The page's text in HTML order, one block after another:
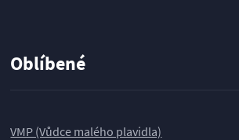
Oblíbené
VMP (Vůdce malého plavidla)